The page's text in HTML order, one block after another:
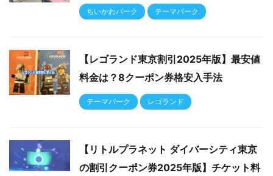
ちいかわパーク テーマパーク
【レゴランド東京割引2025年版】最安値
料金は？8クーポン券格安入手法
テーマパーク レゴランド
【リトルプラネット ダイバーシティ東京
の割引クーポン券2025年版】チケット料